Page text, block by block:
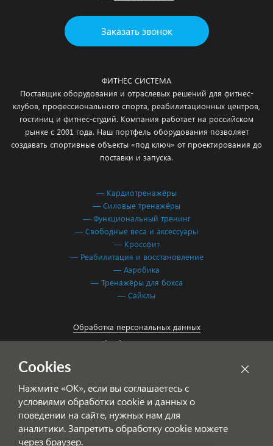
Заказать звонок
ФИТНЕС СИСТЕМА
Поставщик оборудования и отраслевых решений для фитнес-
клубов, профессионального спорта, реабилитационных центров,
гостиниц и фитнес-студий. Компания работает на российском
рынке с 2001 года. Наш портфель оборудования позволяет
создавать спортивные объекты «под ключ» от проектирования до
поставки и запуска.
— Кардиотренажёры
— Силовые тренажёры
— Функциональный тренинг
— Свободные веса и аксессуары
— Кроссфит
— Реабилитация и восстановление
— Аэробика
— Тренажёры для бокса
— Сайклы
Обработка персональных данных
Согласие на обработку персональных данных
Cookies
Нажмите «ОК», если вы соглашаетесь с
условиями обработки cookie и данных о
поведении на сайте, нужных нам для
аналитики. Запретить обработку cookie можете
через браузер.